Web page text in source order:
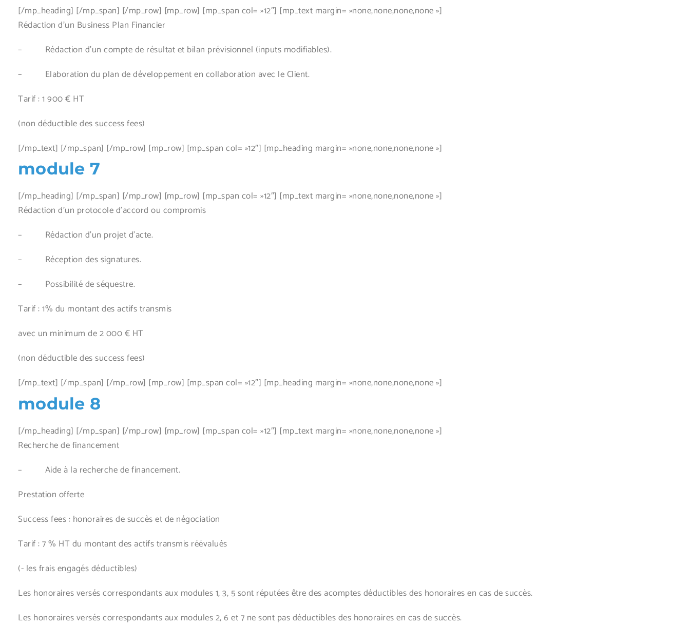
[/mp_heading] [/mp_span] [/mp_row] [mp_row] [mp_span col= »12″] [mp_text margin= »none,none,none,none »]
Rédaction d’un Business Plan Financier
– Rédaction d’un compte de résultat et bilan prévisionnel (inputs modifiables).
– Elaboration du plan de développement en collaboration avec le Client.
Tarif : 1 900 € HT
(non déductible des success fees)
[/mp_text] [/mp_span] [/mp_row] [mp_row] [mp_span col= »12″] [mp_heading margin= »none,none,none,none »]
module 7
[/mp_heading] [/mp_span] [/mp_row] [mp_row] [mp_span col= »12″] [mp_text margin= »none,none,none,none »]
Rédaction d’un protocole d’accord ou compromis
– Rédaction d’un projet d’acte.
– Réception des signatures.
– Possibilité de séquestre.
Tarif : 1% du montant des actifs transmis
avec un minimum de 2 000 € HT
(non déductible des success fees)
[/mp_text] [/mp_span] [/mp_row] [mp_row] [mp_span col= »12″] [mp_heading margin= »none,none,none,none »]
module 8
[/mp_heading] [/mp_span] [/mp_row] [mp_row] [mp_span col= »12″] [mp_text margin= »none,none,none,none »]
Recherche de financement
– Aide à la recherche de financement.
Prestation offerte
Success fees : honoraires de succès et de négociation
Tarif : 7 % HT du montant des actifs transmis réévalués
(- les frais engagés déductibles)
Les honoraires versés correspondants aux modules 1, 3, 5 sont réputées être des acomptes déductibles des honoraires en cas de succès.
Les honoraires versés correspondants aux modules 2, 6 et 7 ne sont pas déductibles des honoraires en cas de succès.